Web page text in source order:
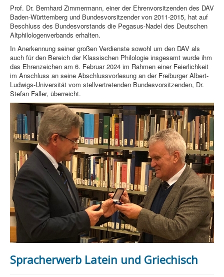
Prof. Dr. Bernhard Zimmermann, einer der Ehrenvorsitzenden des DAV
Baden-Württemberg und Bundesvorsitzender von 2011-2015, hat auf
Beschluss des Bundesvorstands die Pegasus-Nadel des Deutschen
Altphilologenverbands erhalten.
In Anerkennung seiner großen Verdienste sowohl um den DAV als
auch für den Bereich der Klassischen Philologie insgesamt wurde ihm
das Ehrenzeichen am 6. Februar 2024 im Rahmen einer Feierlichkeit
im Anschluss an seine Abschlussvorlesung an der Freiburger Albert-
Ludwigs-Universität vom stellvertretenden Bundesvorsitzenden, Dr.
Stefan Faller, überreicht.
Spracherwerb Latein und Griechisch